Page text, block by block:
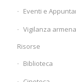
Eventi e
Vigilanza armena
Risorse
Biblioteca